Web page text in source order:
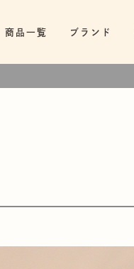
商品一覧 ブランド